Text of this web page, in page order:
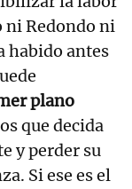
ni Redondo ni
habido antes
plano
que decida
y perder su
Si ese es el